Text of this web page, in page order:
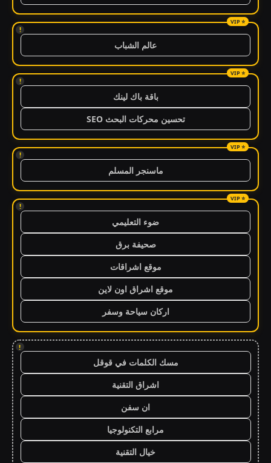
!
عالم الشباب
!
باقة باك لينك
تحسين محركات البحث SEO
!
ماسنجر المسلم
!
ضوء التعليمي
صحيفة برق
موقع اشراقات
موقع اشراق اون لاين
اركان سياحة وسفر
!
مسك الكلمات في قوقل
اشراق التقنية
ان سفن
مرابع التكنولوجيا
خيال التقنية